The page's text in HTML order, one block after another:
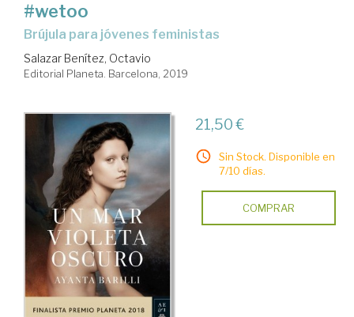
#wetoo
brújula para jóvenes feministas
Salazar Benítez, Octavio
Editorial Planeta. Barcelona, 2019
21,50 €
Sin Stock. Disponible en
7/10 días.
COMPRAR